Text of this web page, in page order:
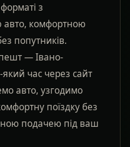
з
авто, комфортною
попутників.
— Івано-
час через сайт
авто, узгодимо
поїздку без
подачею під ваш